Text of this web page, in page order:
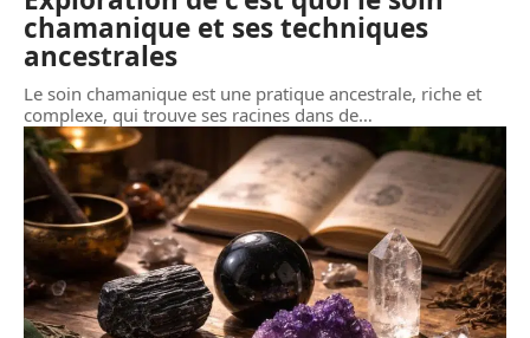
chamanique et ses techniques
ancestrales
Le soin chamanique est une pratique ancestrale, riche et
complexe, qui trouve ses racines dans de…